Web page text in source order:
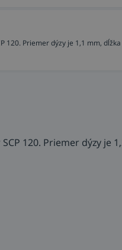
120. Priemer dýzy je 1,1 mm,
120. Priemer dýzy je